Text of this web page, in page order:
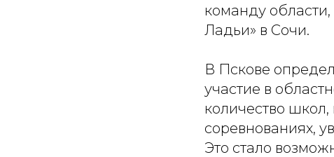
команду
Ладьи» в Сочи.
В Пскове
участие в
количество
соревнованиях,
Это стало